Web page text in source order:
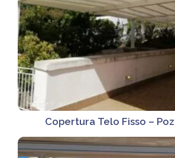
Copertura Telo Fisso –